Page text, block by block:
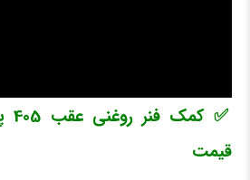
قیمت